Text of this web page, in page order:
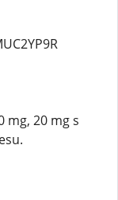
mg, 20 mg s